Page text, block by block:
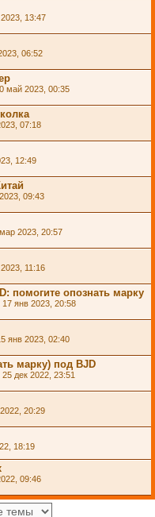
13:47
06:52
май 2023, 00:35
07:18
12:49
09:43
2023, 20:57
11:16
помогите опознать марку
17 янв 2023, 20:58
янв 2023, 02:40
марку) под BJD
25 дек 2022, 23:51
20:29
18:19
09:46